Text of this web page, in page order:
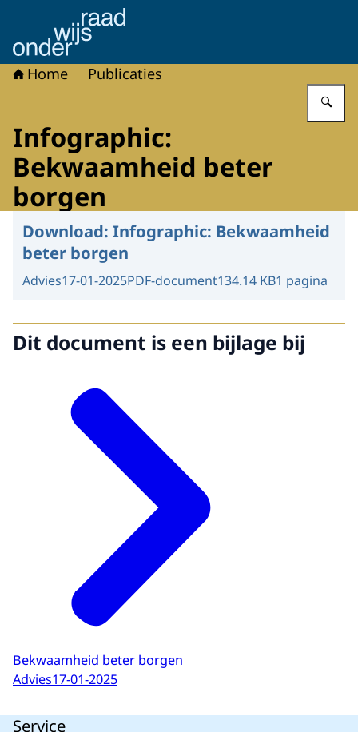
Naar de homepage van Onderwijsraad
Home Publicaties
Infographic:
Bekwaamheid beter
borgen
Download: Infographic: Bekwaamheid
beter borgen
Advies17-01-2025PDF-document134.14 KB1 pagina
Dit document is een bijlage bij
Bekwaamheid beter borgen
Advies17-01-2025
Service